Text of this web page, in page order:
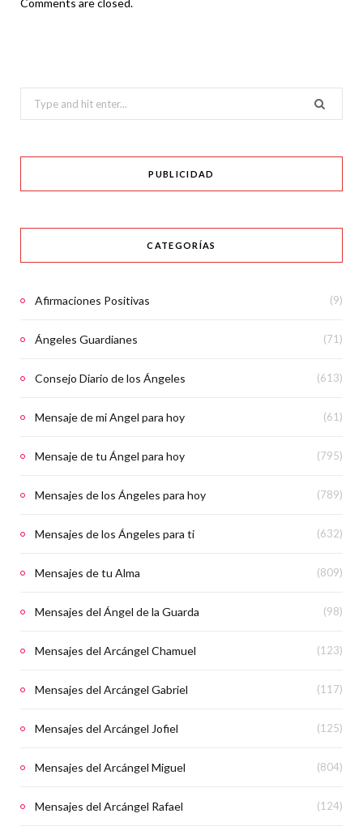
Search
for:
PUBLICIDAD
CATEGORÍAS
Afirmaciones Positivas (9)
Ángeles Guardianes (71)
Consejo Diario de los Ángeles (613)
Mensaje de mi Angel para hoy (61)
Mensaje de tu Ángel para hoy (795)
Mensajes de los Ángeles para hoy (789)
Mensajes de los Ángeles para ti (632)
Mensajes de tu Alma (809)
Mensajes del Ángel de la Guarda (98)
Mensajes del Arcángel Chamuel (123)
Mensajes del Arcángel Gabriel (117)
Mensajes del Arcángel Jofiel (125)
Mensajes del Arcángel Miguel (804)
Mensajes del Arcángel Rafael (124)